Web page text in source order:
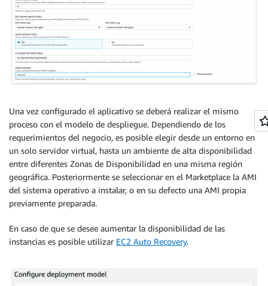
Una vez configurado el aplicativo se deberá realizar el mismo
proceso con el modelo de despliegue. Dependiendo de los
requerimientos del negocio, es posible elegir desde un entorno en
un solo servidor virtual, hasta un ambiente de alta disponibilidad
entre diferentes Zonas de Disponibilidad en una misma región
geográfica. Posteriormente se seleccionar en el Marketplace la AMI
del sistema operativo a instalar, o en su defecto una AMI propia
previamente preparada.
En caso de que se desee aumentar la disponibilidad de las
instancias es posible utilizar EC2 Auto Recovery.